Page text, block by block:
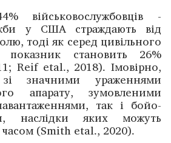
військовослужбовців
у США страждають від
тоді як ­серед цивільного
становить 26%
Reif etal., 2018). Імовірно,
значними ураженнями
­апарату, зумовленими
так і бойо­
наслідки яких можуть
часом (Smith etal., 2020).